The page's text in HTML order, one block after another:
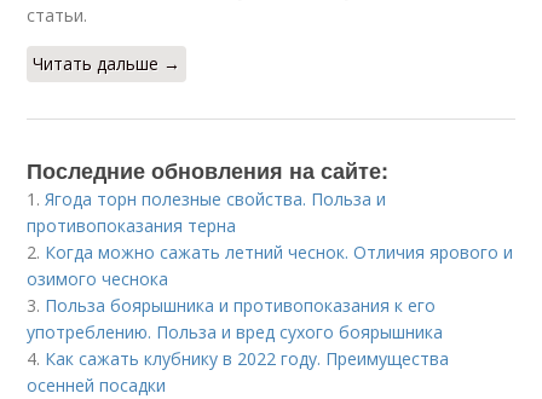
статьи.
Читать дальше →
Последние обновления на сайте:
1.Ягода торн полезные свойства. Польза и
противопоказания терна
2. Когда можно сажать летний чеснок. Отличия ярового и
озимого чеснока
3. Польза боярышника и противопоказания к его
употреблению. Польза и вред сухого боярышника
4. Как сажать клубнику в 2022 году. Преимущества
осенней посадки